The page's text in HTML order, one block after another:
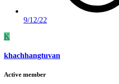
9/12/22
K
khachhangtuvan
Active member